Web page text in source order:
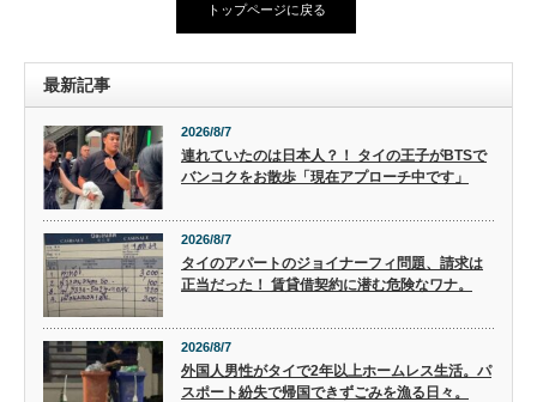
トップページに戻る
最新記事
2026/8/7
連れていたのは日本人？！ タイの王子がBTSで
バンコクをお散歩「現在アプローチ中です」
2026/8/7
タイのアパートのジョイナーフィ問題、請求は
正当だった！ 賃貸借契約に潜む危険なワナ。
2026/8/7
外国人男性がタイで2年以上ホームレス生活。パ
スポート紛失で帰国できずごみを漁る日々。